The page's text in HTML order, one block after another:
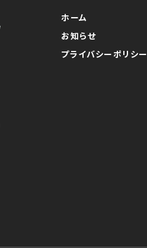
ホーム
お知らせ
プライバシーポリシー